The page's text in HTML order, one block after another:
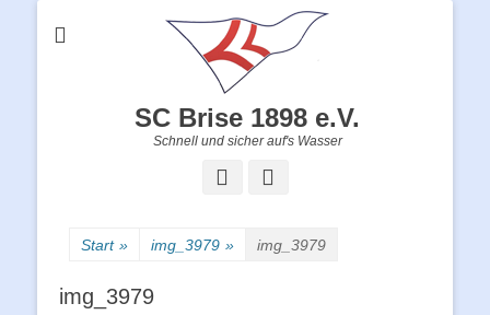
SC Brise 1898 e.V.
Schnell und sicher auf's Wasser
Facebook
Start » img_3979 » img_3979
img_3979